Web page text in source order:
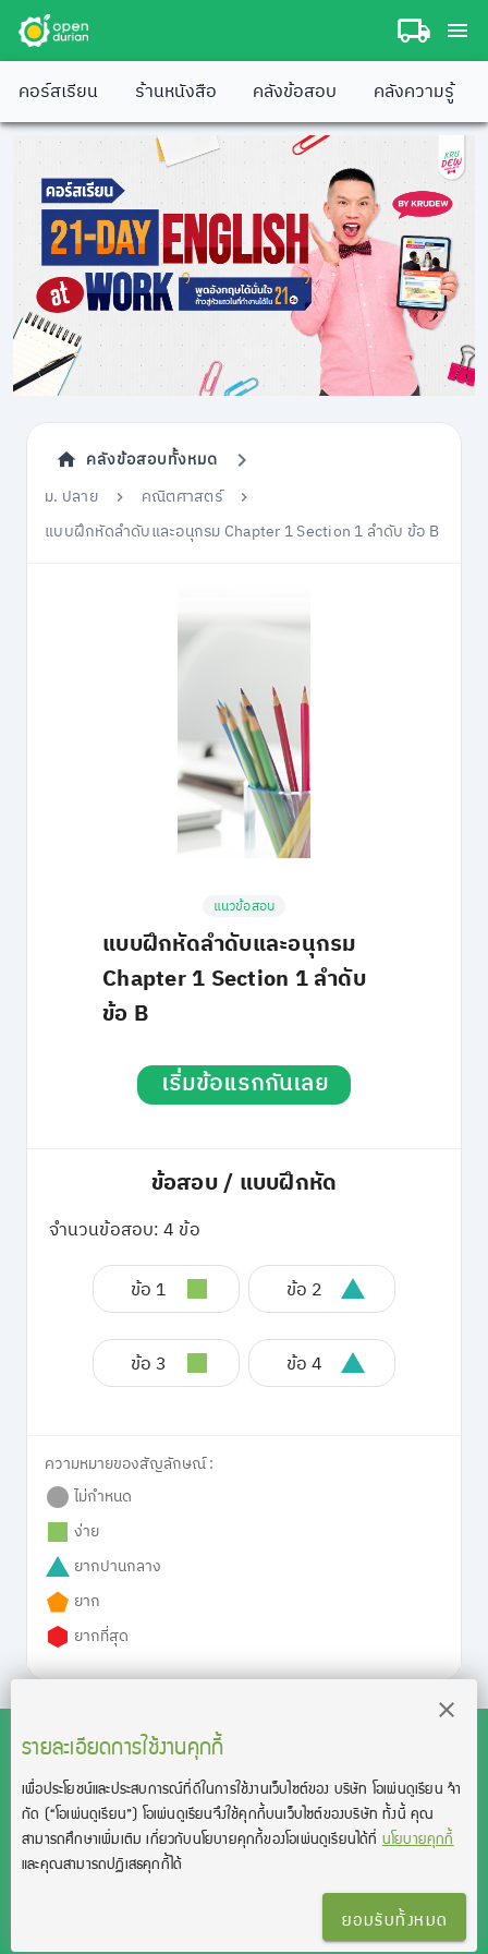
คอร์สเรียน ร้านหนังสือ คลังข้อสอบ คลังความรู้
คลังข้อสอบทั้งหมด
ม. ปลาย
คณิตศาสตร์
แบบฝึกหัดลำดับและอนุกรม Chapter 1 Section 1 ลำดับ ข้อ B
แนวข้อสอบ
แบบฝึกหัดลำดับและอนุกรม
Chapter 1 Section 1 ลำดับ
ข้อ B
เริ่มข้อแรกกันเลย
ข้อสอบ / แบบฝึกหัด
จำนวนข้อสอบ: 4 ข้อ
ข้อ 1 ข้อ 2
ข้อ 3 ข้อ 4
ความหมายของสัญลักษณ์ :
ไม่กำหนด
ง่าย
ยากปานกลาง
ยาก
ยากที่สุด
รายละเอียดการใช้งานคุกกี้
เพื่อประโยชน์และประสบการณ์ที่ดีในการใช้งานเว็บไซต์ของ บริษัท โอเพ่นดูเรียน จํา
กัด (“โอเพ่นดูเรียน”)โอเพ่นดูเรียนจึงใช้คุกกี้บนเว็บไซต์ของบริษัท ทั้งนี้ คุณ
สามารถศึกษาเพิ่มเติม เกี่ยวกับนโยบายคุกกี้ของโอเพ่นดูเรียนได้ที่นโยบายคุกกี้
และคุณสามารถปฏิเสธคุกกี้ได้
ยอมรับทั้งหมด
สงวนลิขสิทธิ์โดย บริษัท โอเพ่นดูเรียน จำกัด 2021 ©︎ OpenDurian
Co., Ltd.
TOEIC® and TOEFL® are registered trademarks of Educational Testing
ติดต่อเรา